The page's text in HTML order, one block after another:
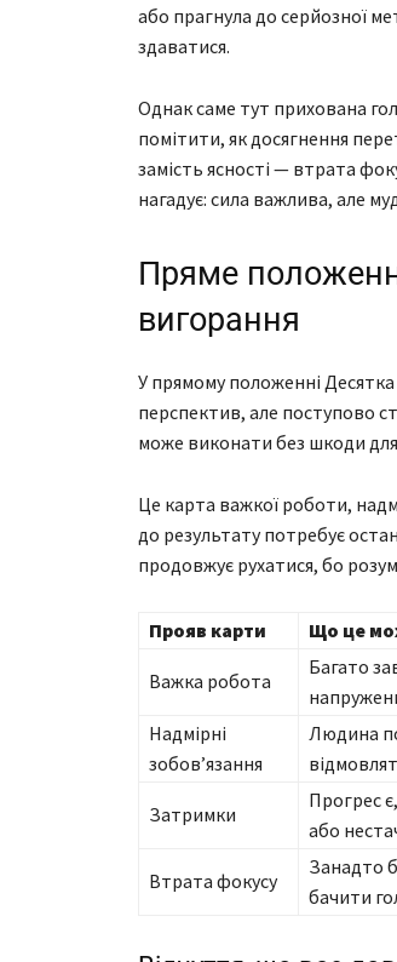
або прагнула до серйозної
здаватися.
Однак саме тут прихована
помітити, як досягнення
замість ясності — втрата
нагадує: сила важлива, але
Пряме
вигорання
У прямому положенні Десятка
перспектив, але поступово
може виконати без шкоди для
Це карта важкої роботи,
до результату потребує
продовжує рухатися, бо
Прояв карти Що це
Важка робота
Багато
Надмірні
зобов’язання
Людина
Затримки
Прогрес
або
Втрата фокусу
Занадто
бачити